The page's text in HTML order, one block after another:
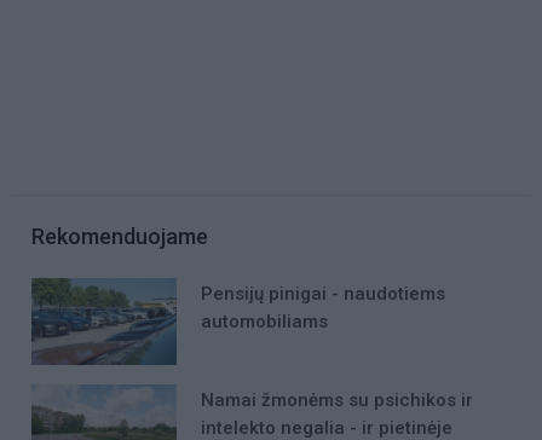
Rekomenduojame
Pensijų pinigai - naudotiems
automobiliams
Namai žmonėms su psichikos ir
intelekto negalia - ir pietinėje